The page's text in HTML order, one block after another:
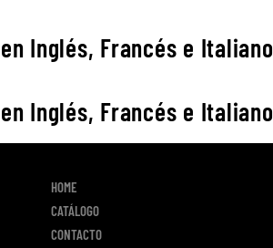
Inglés, Francés e Italiano
Inglés, Francés e Italiano
HOME
CATÁLOGO
CONTACTO